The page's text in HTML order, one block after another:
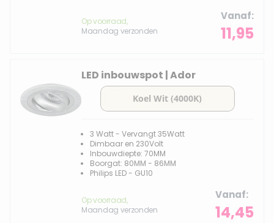
Op voorraad,
Maandag verzonden
Vanaf
11,95
LED inbouwspot | Ador
3 Watt - Vervangt 35Watt
Dimbaar en 230Volt
Inbouwdiepte: 70MM
Boorgat: 80MM - 86MM
Philips LED - GU10
Op voorraad,
Maandag verzonden
Vanaf
14,45